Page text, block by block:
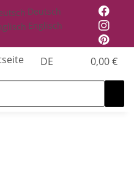
Deutsch
Englisch
DE 0,00 €